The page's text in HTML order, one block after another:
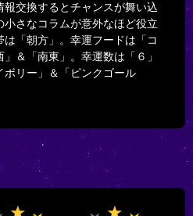
交換するとチャンスが舞い込
さなコラムが意外なほど役立
「朝方」。幸運フードは「コ
＆「南東」。幸運数は「６」
ボリー」＆「ピンクゴール